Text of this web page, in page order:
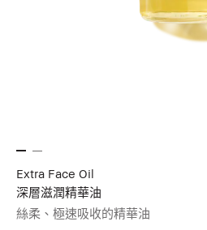
Extra Face Oil
深層滋潤精華油
絲柔、極速吸收的精華油